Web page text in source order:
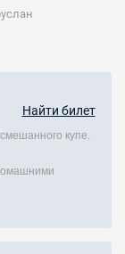
Найти билет
купе.